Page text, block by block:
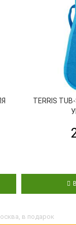
TERRIS
в подарок